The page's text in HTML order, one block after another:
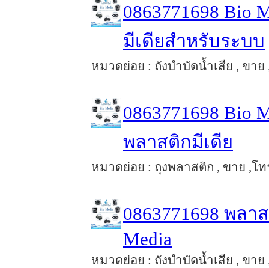
0863771698 Bio
มีเดียสำหรับระบบ
หมวดย่อย : ถังบำบัดน้ำเสีย , ขาย
0863771698 Bio
พลาสติกมีเดีย
หมวดย่อย : ถุงพลาสติก , ขาย ,โท
0863771698 พล
Media
หมวดย่อย : ถังบำบัดน้ำเสีย , ขาย